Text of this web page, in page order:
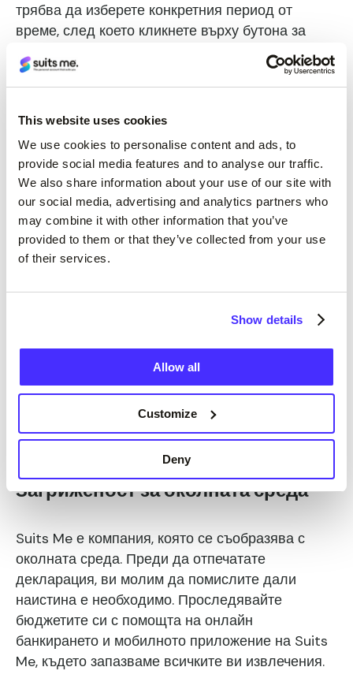
This website uses cookies
We use cookies to personalise content and ads, to
provide social media features and to analyse our traffic.
We also share information about your use of our site with
our social media, advertising and analytics partners who
may combine it with other information that you’ve
provided to them or that they’ve collected from your use
of their services.
Show details
Allow all
Customize
Deny
трябва да изберете конкретния период от
време, след което кликнете върху бутона за
подаване, който ще изтегли pdf декларация на
вашето устройство.
Сега можете да изтеглите извлечението си на
разпечатате, ако желаете.
Загриженост за околната среда
Suits Me е компания, която се съобразява с
околната среда. Преди да отпечатате
декларация, ви молим да помислите дали
наистина е необходимо. Проследявайте
бюджетите си с помощта на онлайн
банкирането и мобилното приложение на Suits
Me, където запазваме всичките ви извлечения.